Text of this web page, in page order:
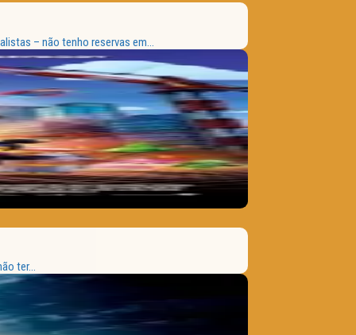
– não tenho reservas em...
ter...